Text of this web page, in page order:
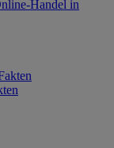
Handel in